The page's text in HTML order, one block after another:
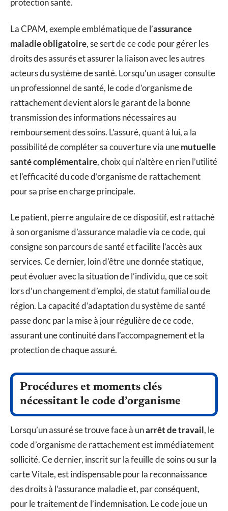
protection santé.
La CPAM, exemple emblématique de l’assurance
maladie obligatoire, se sert de ce code pour gérer les
droits des assurés et assurer la liaison avec les autres
acteurs du système de santé. Lorsqu’un usager consulte
un professionnel de santé, le code d’organisme de
rattachement devient alors le garant de la bonne
transmission des informations nécessaires au
remboursement des soins. L’assuré, quant à lui, a la
possibilité de compléter sa couverture via unemutuelle
santé complémentaire, choix qui n’altère en rien l’utilité
et l’efficacité du code d’organisme de rattachement
pour sa prise en charge principale.
Le patient, pierre angulaire de ce dispositif, est rattaché
à son organisme d’assurance maladie via ce code, qui
consigne son parcours de santé et facilite l’accès aux
services. Ce dernier, loin d’être une donnée statique,
peut évoluer avec la situation de l’individu, que ce soit
lors d’un changement d’emploi, de statut familial ou de
région. La capacité d’adaptation du système de santé
passe donc par la mise à jour régulière de ce code,
assurant une continuité dans l’accompagnement et la
protection de chaque assuré.
Procédures et moments clés
nécessitant le code d’organisme
Lorsqu’un assuré se trouve face à unarrêt de travail, le
code d’organisme de rattachement est immédiatement
sollicité. Ce dernier, inscrit sur la feuille de soins ou sur la
carte Vitale, est indispensable pour la reconnaissance
des droits à l’assurance maladie et, par conséquent,
pour le traitement de l’indemnisation. Le code joue un